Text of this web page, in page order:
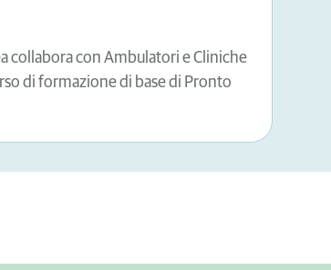
collabora con Ambulatori e Cliniche
di formazione di base di Pronto